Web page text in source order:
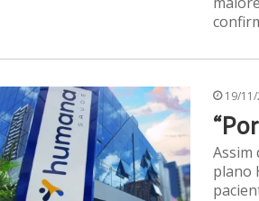
19/
Assim
plano